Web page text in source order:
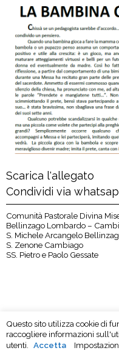
Scarica l'allegato
Condividi via
Comunità Pastorale Divina
Bellinzago Lombardo –
S. Michele Arcangelo
S. Zenone Cambiago
SS. Pietro e Paolo Gessate
Questo sito utilizza cookie di
raccogliere informazioni
utenti.
Accetta